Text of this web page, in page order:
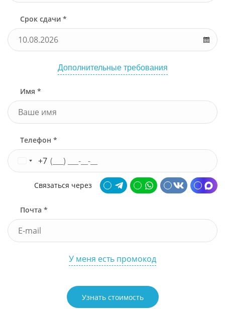
Срок сдачи *
Дополнительные требования
Имя *
Телефон *
+7
Связаться через
Почта *
У меня есть промокод
Узнать стоимость